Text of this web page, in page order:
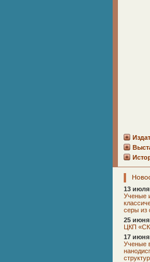
13 июля
Ученые
серы из
25 июня
ЦКП
17 июня
Ученые